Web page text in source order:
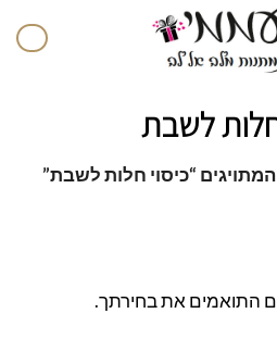
חלות לשבת
“כיסוי חלות לשבת”
התואמים את בחירתך.